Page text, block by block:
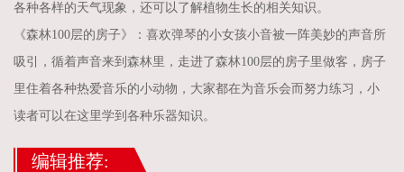
各种各样的天气现象，还可以了解植物生长的相关知识。
《森林100层的房子》：喜欢弹琴的小女孩小音被一阵美妙的声音所
吸引，循着声音来到森林里，走进了森林100层的房子里做客，房子
里住着各种热爱音乐的小动物，大家都在为音乐会而努力练习，小
读者可以在这里学到各种乐器知识。
编辑推荐: